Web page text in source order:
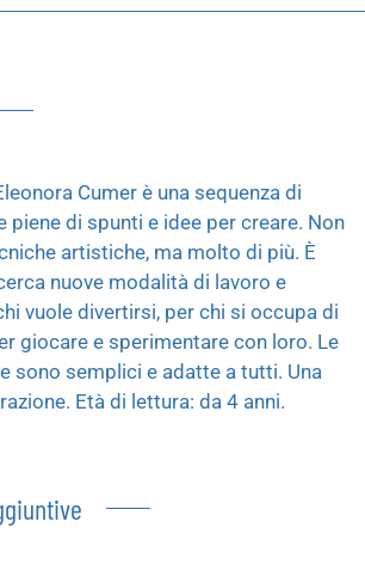
Cumer è una sequenza di
piene di spunti e idee per creare. Non
artistiche, ma molto di più. È
nuove modalità di lavoro e
vuole divertirsi, per chi si occupa di
giocare e sperimentare con loro. Le
sono semplici e adatte a tutti. Una
Età di lettura: da 4 anni.